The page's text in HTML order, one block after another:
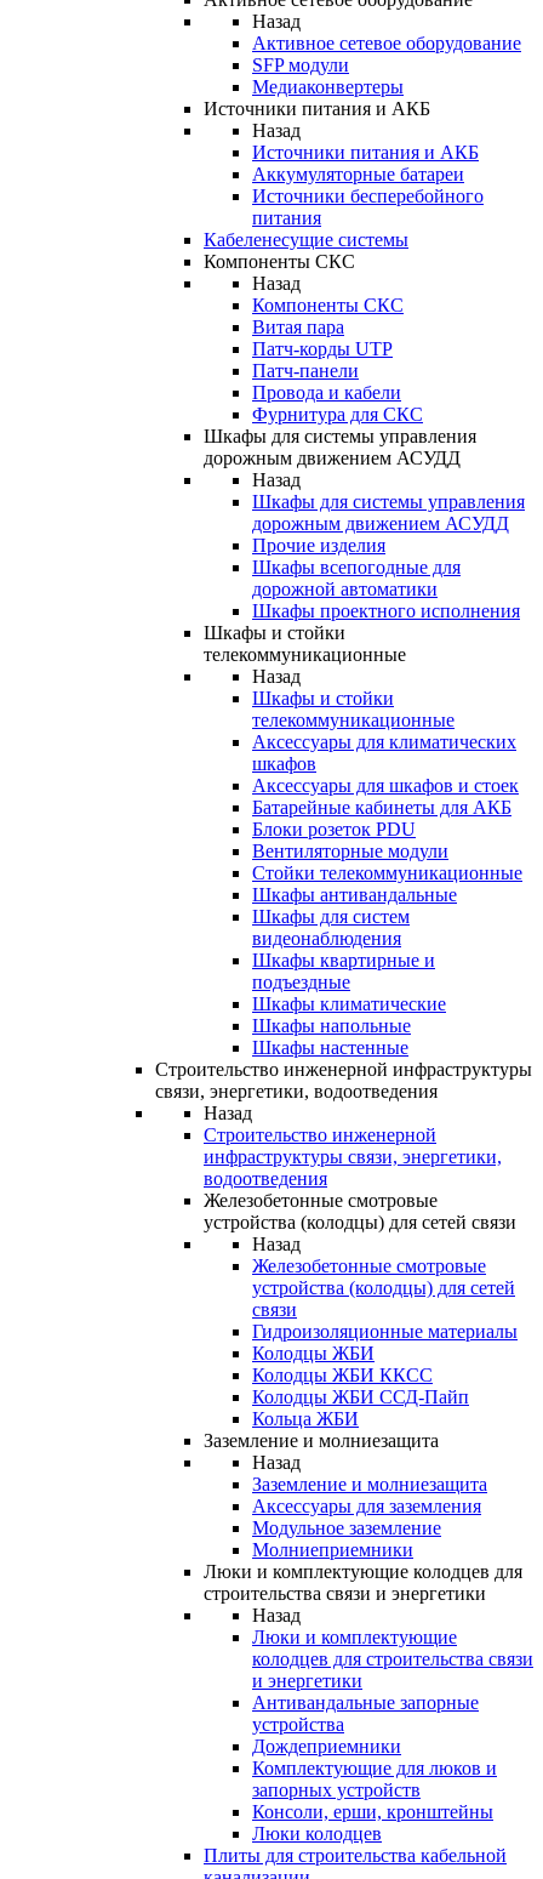
Назад
Активное сетевое оборудование
SFP модули
Медиаконвертеры
Источники питания и АКБ
Назад
Источники питания и АКБ
Аккумуляторные батареи
Источники бесперебойного
питания
Кабеленесущие системы
Компоненты СКС
Назад
Компоненты СКС
Витая пара
Патч-корды UTP
Патч-панели
Провода и кабели
Фурнитура для СКС
Шкафы для системы управления
дорожным движением АСУДД
Назад
Шкафы для системы управления
дорожным движением АСУДД
Прочие изделия
Шкафы всепогодные для
дорожной автоматики
Шкафы проектного исполнения
Шкафы и стойки
телекоммуникационные
Назад
Шкафы и стойки
телекоммуникационные
Аксессуары для климатических
шкафов
Аксессуары для шкафов и стоек
Батарейные кабинеты для АКБ
Блоки розеток PDU
Вентиляторные модули
Стойки телекоммуникационные
Шкафы антивандальные
Шкафы для систем
видеонаблюдения
Шкафы квартирные и
подъездные
Шкафы климатические
Шкафы напольные
Шкафы настенные
Строительство инженерной инфраструктуры
связи, энергетики, водоотведения
Назад
Строительство инженерной
инфраструктуры связи, энергетики,
водоотведения
Железобетонные смотровые
устройства (колодцы) для сетей связи
Назад
Железобетонные смотровые
устройства (колодцы) для сетей
связи
Гидроизоляционные материалы
Колодцы ЖБИ
Колодцы ЖБИ ККСС
Колодцы ЖБИ ССД-Пайп
Кольца ЖБИ
Заземление и молниезащита
Назад
Заземление и молниезащита
Аксессуары для заземления
Модульное заземление
Молниеприемники
Люки и комплектующие колодцев для
строительства связи и энергетики
Назад
Люки и комплектующие
колодцев для строительства связи
и энергетики
Антивандальные запорные
устройства
Дождеприемники
Комплектующие для люков и
запорных устройств
Консоли, ерши, кронштейны
Люки колодцев
Плиты для строительства кабельной